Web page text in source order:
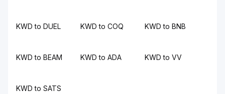
KWD to DUEL KWD to COQ KWD to BNB
KWD to BEAM KWD to ADA KWD to VV
KWD to SATS